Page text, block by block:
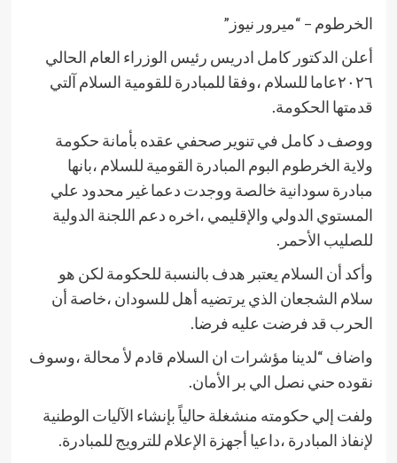
الخرطوم – “ميرور نيوز”
أعلن الدكتور كامل ادريس رئيس الوزراء العام الحالي
٢٠٢٦عاما للسلام ،وفقا للمبادرة للقومية السلام آلتي
قدمتها الحكومة.
ووصف د كامل في تنوير صحفي عقده بأمانة حكومة
ولاية الخرطوم البوم المبادرة القومية للسلام ،بانها
مبادرة سودانية خالصة ووجدت دعما غير محدود علي
المستوي الدولي والإقليمي ،اخره دعم اللجنة الدولية
للصليب الأحمر.
وأكد أن السلام يعتبر هدف بالنسبة للحكومة لكن هو
سلام الشجعان الذي يرتضيه أهل للسودان ،خاصة أن
الحرب قد فرضت عليه فرضا.
واضاف “لدينا مؤشرات ان السلام قادم لأ محالة ،وسوف
نقوده حني نصل الي بر الأمان.
ولفت إلي حكومته منشغلة حالياً بإنشاء الآليات الوطنية
لإنفاذ المبادرة ،داعيا أجهزة الإعلام للترويج للمبادرة.